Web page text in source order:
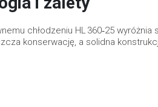
chłodzeniu HL 360‑25 wyróżnia
konserwację, a solidna